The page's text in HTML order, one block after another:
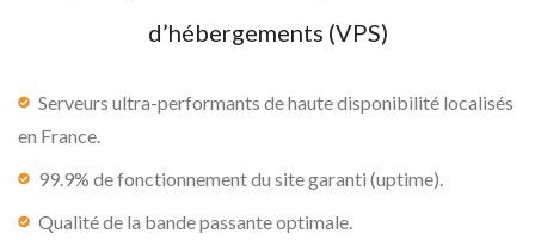
d’hébergements (VPS)
Serveurs ultra-performants de haute disponibilité localisés
en France.
99.9% de fonctionnement du site garanti (uptime).
Qualité de la bande passante optimale.